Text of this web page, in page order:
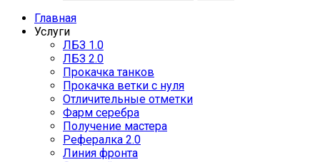
Главная
Услуги
ЛБЗ 1.0
ЛБЗ 2.0
Прокачка танков
Прокачка ветки с нуля
Отличительные отметки
Фарм серебра
Получение мастера
Рефералка 2.0
Линия фронта